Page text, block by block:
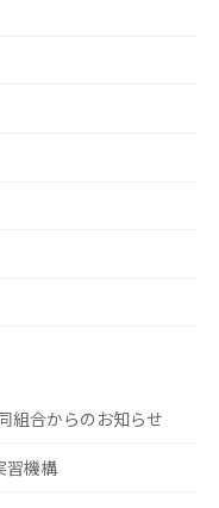
組合からのお知らせ
習機構